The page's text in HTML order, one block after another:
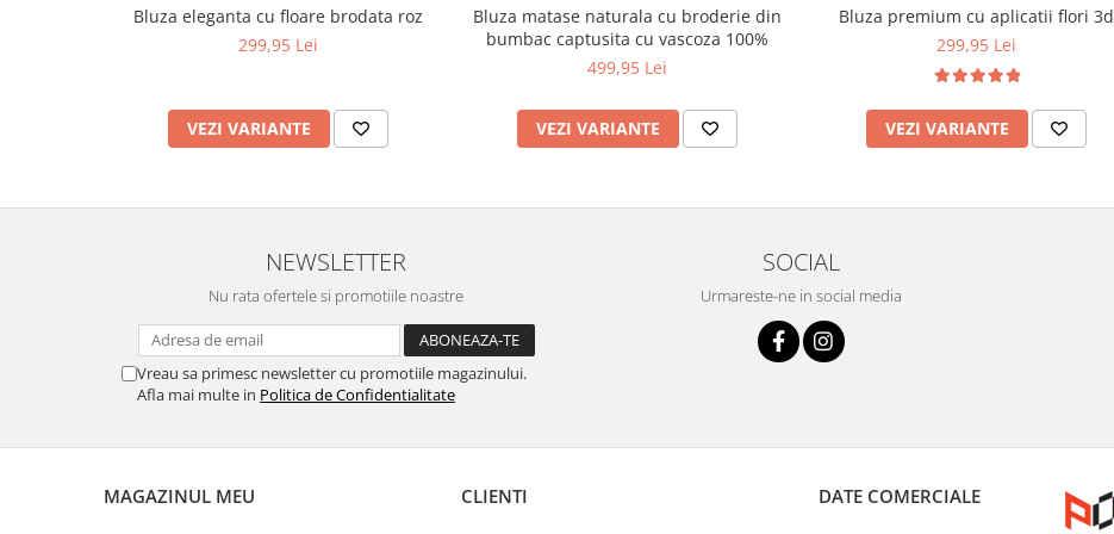
Bluza eleganta cu floare brodata roz
299,95 Lei
VEZI VARIANTE
Bluza matase naturala cu broderie din
bumbac captusita cu vascoza 100%
499,95 Lei
VEZI VARIANTE
Bluza premium cu aplicatii flori 3d
299,95 Lei
VEZI VARIANTE
NEWSLETTER
Nu rata ofertele si promotiile noastre
Vreau sa primesc newsletter cu promotiile magazinului.
Afla mai multe in Politica de Confidentialitate
SOCIAL
Urmareste-ne in social media
MAGAZINUL MEU CLIENTI DATE COMERCIALE